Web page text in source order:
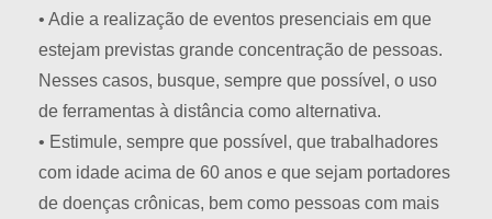
• Adie a realização de eventos presenciais em que
estejam previstas grande concentração de pessoas.
Nesses casos, busque, sempre que possível, o uso
de ferramentas à distância como alternativa.
• Estimule, sempre que possível, que trabalhadores
com idade acima de 60 anos e que sejam portadores
de doenças crônicas, bem como pessoas com mais